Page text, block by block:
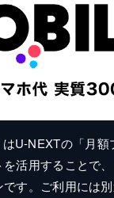
はU-NEXTの「月
活用することで
す。ご利用には